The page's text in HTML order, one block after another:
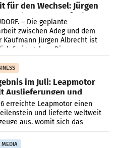
für den Wechsel: Jürgen
ab 1.1.2027 auf Adeg
– Die geplante
zwischen Adeg und dem
Kaufmann Jürgen Albrecht ist
freigegeben: Die
und der
im Juli: Leapmotor
Auslieferungen und
die 100.000er-Marke
erreichte Leapmotor einen
und lieferte weltweit
aus, womit sich das
Juli 2025 mehr als
MEDIA